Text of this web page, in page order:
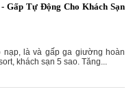
Gấp Tự Động Cho Khách Sạn
nạp, là và gấp ga giường hoàn
khách sạn 5 sao. Tăng...